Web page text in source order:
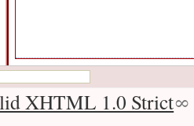
XHTML 1.0 Strict∞